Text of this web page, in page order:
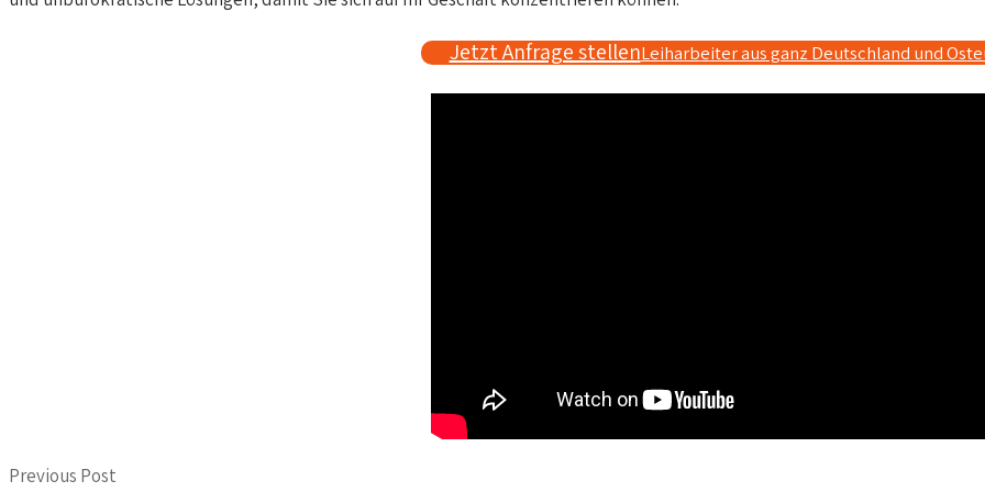
Jetzt Anfrage stellenLeiharbeiter aus ganz Deutschland und
Previous Post